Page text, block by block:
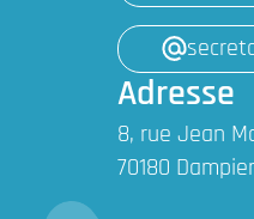
Adresse
8, rue Jean
70180